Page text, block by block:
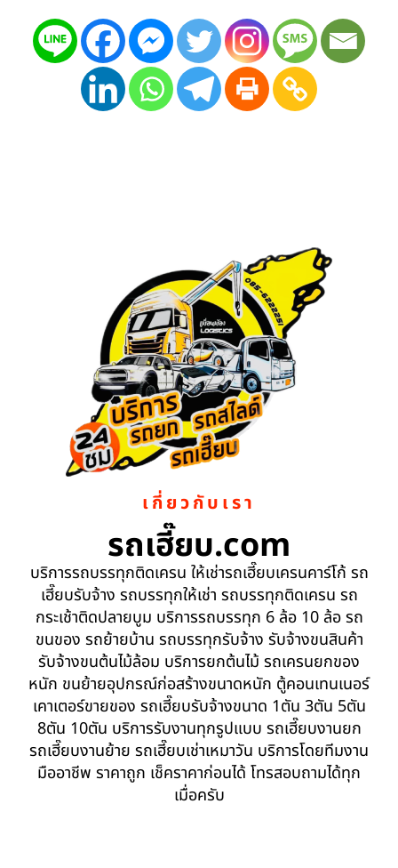
เกี่ยวกับเรา
รถเฮี๊ยบ.com
บริการรถบรรทุกติดเครน ให้เช่ารถเฮี๊ยบเครนคาร์โก้ รถ
เฮี๊ยบรับจ้าง รถบรรทุกให้เช่า รถบรรทุกติดเครน รถ
กระเช้าติดปลายบูม บริการรถบรรทุก 6 ล้อ 10 ล้อ รถ
ขนของ รถย้ายบ้าน รถบรรทุกรับจ้าง รับจ้างขนสินค้า
รับจ้างขนต้นไม้ล้อม บริการยกต้นไม้ รถเครนยกของ
หนัก ขนย้ายอุปกรณ์ก่อสร้างขนาดหนัก ตู้คอนเทนเนอร์
เคาเตอร์ขายของ รถเฮี๊ยบรับจ้างขนาด 1ตัน 3ตัน 5ตัน
8ตัน 10ตัน บริการรับงานทุกรูปแบบ รถเฮี๊ยบงานยก
รถเฮี๊ยบงานย้าย รถเฮี๊ยบเช่าเหมาวัน บริการโดยทีมงาน
มืออาชีพ ราคาถูก เช็คราคาก่อนได้ โทรสอบถามได้ทุก
เมื่อครับ